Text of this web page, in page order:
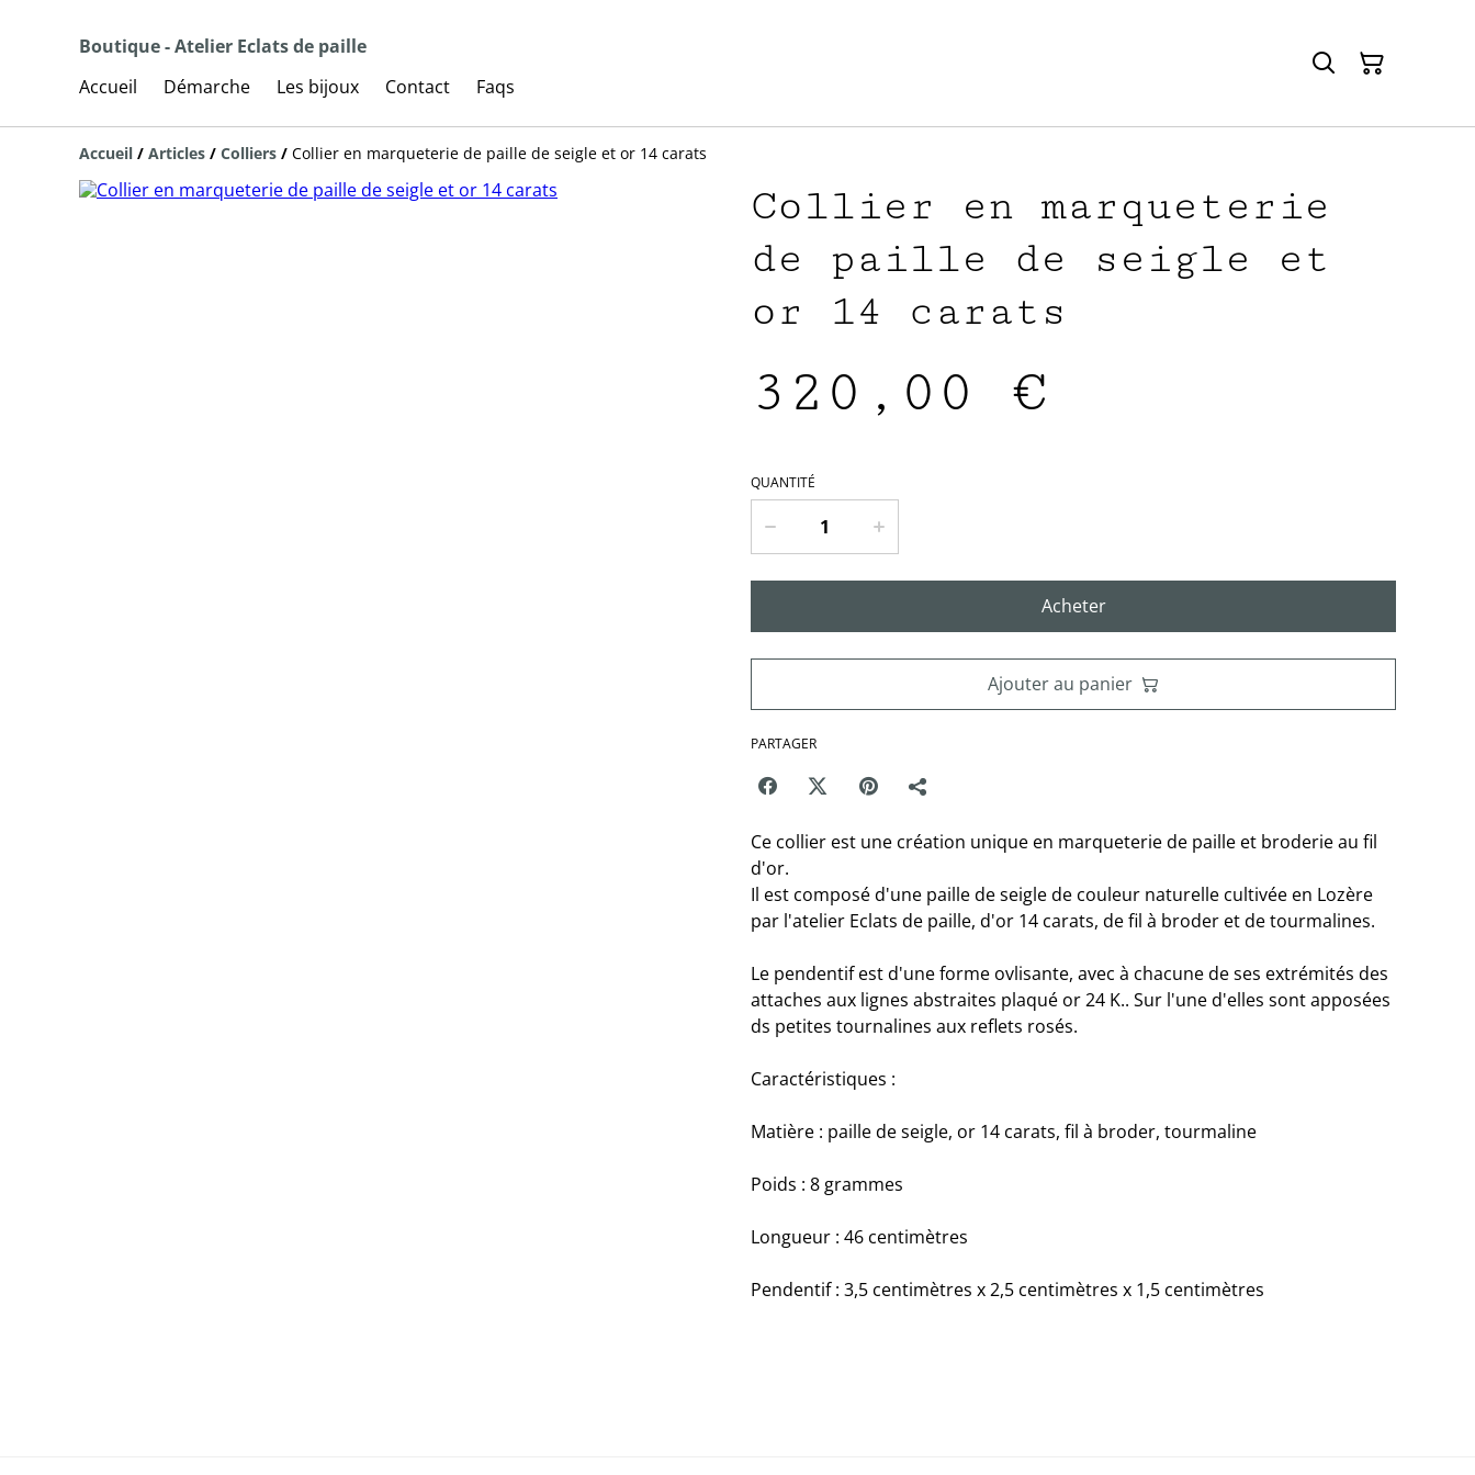
Boutique - Atelier Eclats de paille
Accueil
Démarche Les bijoux Contact Faqs
Accueil / Articles / Colliers / Collier en marqueterie de paille de seigle et or 14 carats
Collier en marqueterie
de paille de seigle et
or 14 carats
320,00 €
QUANTITÉ
Acheter
Ajouter au panier
PARTAGER
Ce collier est une création unique en marqueterie de paille et broderie au fil
d'or.
Il est composé d'une paille de seigle de couleur naturelle cultivée en Lozère
par l'atelier Eclats de paille, d'or 14 carats, de fil à broder et de tourmalines.
Le pendentif est d'une forme ovlisante, avec à chacune de ses extrémités des
attaches aux lignes abstraites plaqué or 24 K.. Sur l'une d'elles sont apposées
ds petites tournalines aux reflets rosés.
Caractéristiques :
Matière : paille de seigle, or 14 carats, fil à broder, tourmaline
Poids : 8 grammes
Longueur : 46 centimètres
Pendentif : 3,5 centimètres x 2,5 centimètres x 1,5 centimètres